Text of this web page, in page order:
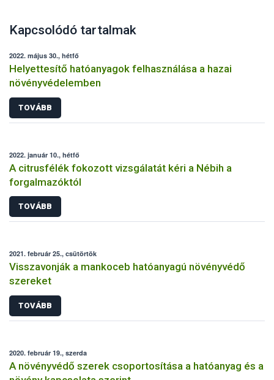
Kapcsolódó tartalmak
2022. május 30., hétfő
Helyettesítő hatóanyagok felhasználása a hazai
növényvédelemben
TOVÁBB
2022. január 10., hétfő
A citrusfélék fokozott vizsgálatát kéri a Nébih a
forgalmazóktól
TOVÁBB
2021. február 25., csütörtök
Visszavonják a mankoceb hatóanyagú növényvédő
szereket
TOVÁBB
2020. február 19., szerda
A növényvédő szerek csoportosítása a hatóanyag és a